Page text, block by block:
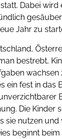
Dabei wird
Jahr zu
bestrebt,
wachsen
ein fest in das
Die Kinder
sie nutzen und
beginnt